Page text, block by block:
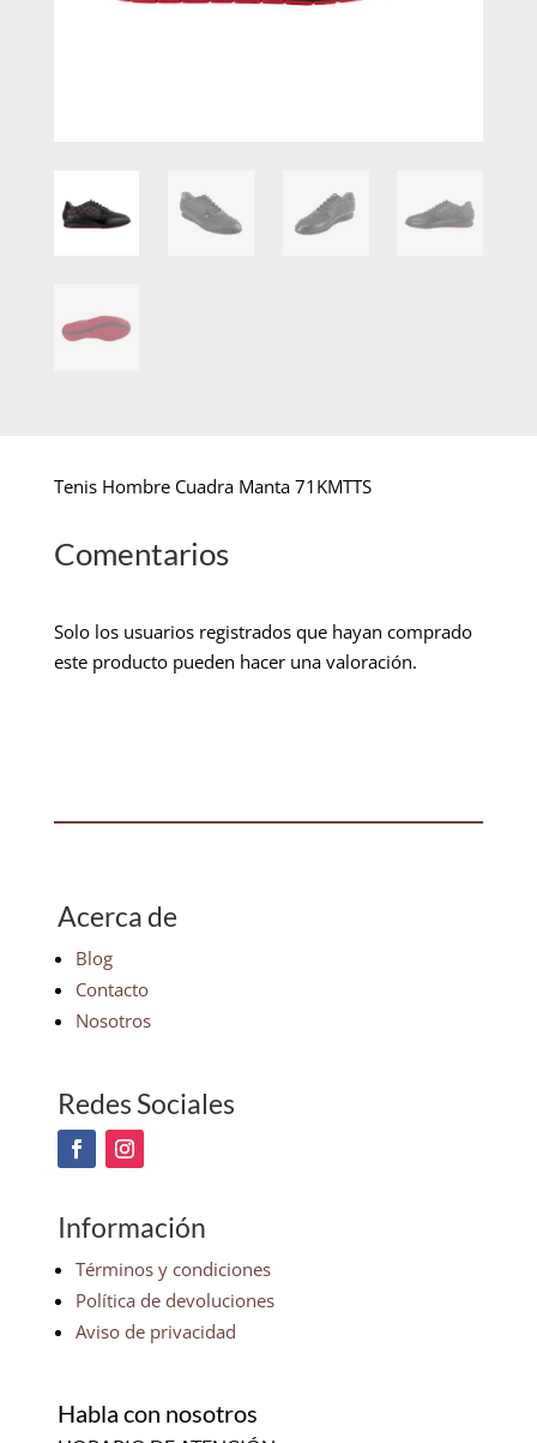
Tenis Hombre Cuadra Manta 71KMTTS
Comentarios
Solo los usuarios registrados que hayan comprado
este producto pueden hacer una valoración.
Acerca de
Blog
Contacto
Nosotros
Redes Sociales
Información
Términos y condiciones
Política de devoluciones
Aviso de privacidad
Habla con nosotros